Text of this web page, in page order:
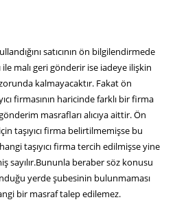
satıcının ön bilgilendirmede
ile malı geri gönderir ise iadeye ilişkin
kalmayacaktır. Fakat ön
firmasının haricinde farklı bir firma
masrafları alıcıya aittir. Ön
taşıyıcı firma belirtilmemişse bu
taşıyıcı firma tercih edilmişse yine
sayılır.Bununla beraber söz konusu
yerde şubesinin bulunmaması
bir masraf talep edilemez.